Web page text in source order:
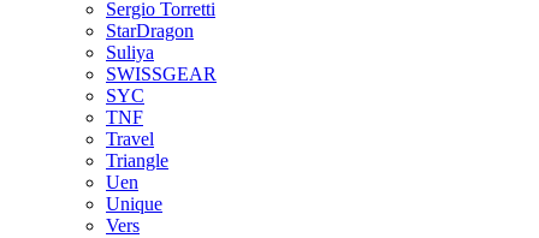
Sergio Torretti
StarDragon
Suliya
SWISSGEAR
SYC
TNF
Travel
Triangle
Uen
Unique
Vers